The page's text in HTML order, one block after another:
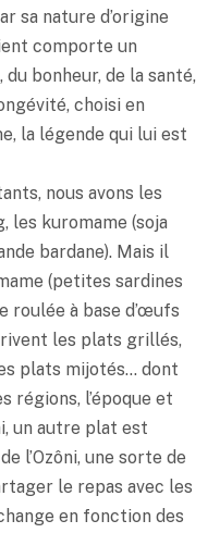
sa nature d’origine
comporte un
bonheur, de la santé,
choisi en
la légende qui lui est
nous avons les
les kuromame (soja
bardane). Mais il
(petites sardines
roulée à base d’œufs
les plats grillés,
plats mijotés… dont
régions, l’époque et
un autre plat est
l’Ozôni, une sorte de
le repas avec les
en fonction des